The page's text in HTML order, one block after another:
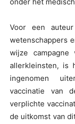
onder het
Voor een
wetenschappers
wijze
allerkleinsten, is
ingenomen
vaccinatie van
verplichte
de uitkomst van